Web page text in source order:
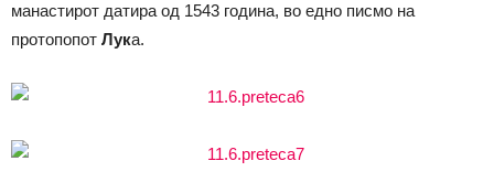
манастирот датира од 1543 година, во едно писмо на
протопопот Лука.